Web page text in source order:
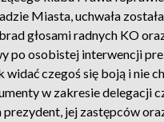
Miasta, uchwała
głosami radnych KO
po osobistej interwencji
widać czegoś się boją i nie
w zakresie delegacji
prezydent, jej zastępców